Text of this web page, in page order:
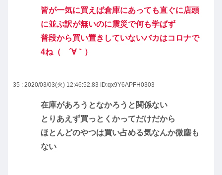
皆が一気に買えば倉庫にあっても直ぐに店頭
に並ぶ訳が無いのに震災で何も学ばず
普段から買い置きしていないバカはコロナで
4ね（ ´∀｀）
35 : 2020/03/03(火) 12:46:52.83 ID:qx9Y6APFH0303
在庫があろうとなかろうと関係ない
とりあえず買っとくかってだけだから
ほとんどのやつは買い占める気なんか微塵も
ない